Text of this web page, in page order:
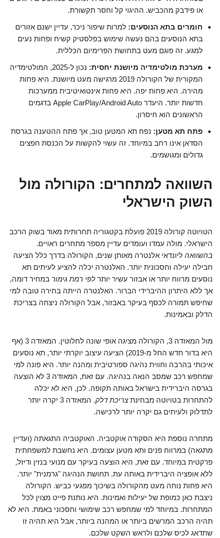
או פידבק מהכביש. ההיגוי קל וחסר תקשורת.
חומרים בתא הנוסעים: למרות שיפור ניכר, עדיין ישנם אזורים
בתא הנוסעים בהם נעשה שימוש בפלסטיק קשיח ופחות נעים
למגע. זה פוגם מעט בתחושת הפרימיום הכללית.
מערכת מולטימדיה מיושנת יחסית:
נכון ל-2025, המולטימדיה
המקורית של הקורולה 2019 מרגישה מעט מיושנת. היא פחות
מהירה. היא פחות יפה. היא פחות אינטואיטיבית ממערכות
חדשות יותר. היעדר Apple CarPlay/Android Auto בדגמים
הראשונים הוא חיסרון.
פתח תא מטען: נפח תא המטען טוב, אך פתח ההטענה בגרסת
הסדאן אינו רחב במיוחד. זה עשוי להקשות על הכנסת חפצים
גדולים ומגושמים.
השוואה למתחרים: הקורולה מול
השוק הישראלי
הטויוטה קורולה 2019 פועלת בקטגוריה תחרותית מאוד בשוק הרכב
הישראלי. מולה עמדו ועומדים עדיין מספר מתחרים ראויים.
בהשוואה ליונדאי אלנטרה מאותן שנים, הקורולה בדרך כלל הציעה
חבילה יעילה וחסכונית יותר. האלנטרה יכלה להציע לעיתים תא
נוסעים מרווח יותר או אבזור עשיר יותר לפי רמת גימור במחיר דומה,
אך ללא היתרון ההיברידי הברור. האלנטרה הייתה בחירה טובה למי
שחיפש תמורה לכסף בעיקר באבזור, אבל הקורולה ניצחה בצריכת
הדלק ובאמינות.
מול המאזדה 3, הקורולה מציגה אופי שונה לחלוטין. המאזדה 3 (אף
היא בדור חדש החל מ-2019) הציעה עיצוב יוקרתי יותר, תא נוסעים
איכותי בהרבה וחווית נהיגה ספורטיבית ומהנה יותר. היא פונה למי
שמחפש רכב שמסב הנאה בנהיגה. עם זאת, המאזדה 3 לא הוצעה
בגרסה היברידית בישראל באותה תקופה. לכן, היא לא יכלה
להתחרות בטויוטה מבחינתצריכת דלק
. המאזדה 3 יקרה יותר
לתדלוק ולעיתים גם יקרה יותר לרכישה.
מתחרה נוספת היא הסקודה אוקטביה. האוקטביה התגאתה (ועדיין
מתגאה) במרווח פנים ותא מטען עצומים. היא נחשבת למשפחתית
פרקטית במיוחד. עם זאת, היא הוצעה בעיקר עם מנועי בנזין ודיזל,
ללא אופציה היברידית באותה עת. תחושת הנהיגה "גרמנית" יותר.
היא פחות נוחה מעט מהקורולה בשיכוך מפגעי כביש. הקורולה
ניצבת כאן כמופת של יעילות ואמינות. היא נותנת פייט מצוין לכל
המתחרות. במיוחד למי שמחפש רכב שימושי וחסכוני באמת. היא לא
תהיה הרכב המרשים ביותר או המהנה ביותר, אבל היא תהיה זו
שתדאג לכיס שלכם ולראש השקט שלכם.